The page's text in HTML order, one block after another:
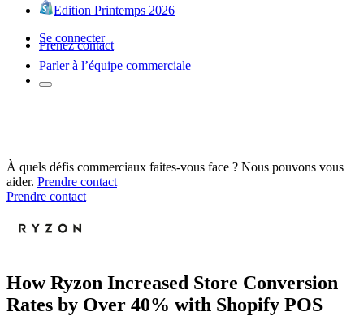
Edition Printemps 2026
Se connecter
Prenez contact
Parler à l’équipe commerciale
À quels défis commerciaux faites-vous face ? Nous pouvons vous
aider. Prendre contact
Prendre contact
How Ryzon Increased Store Conversion
Rates by Over 40% with Shopify POS